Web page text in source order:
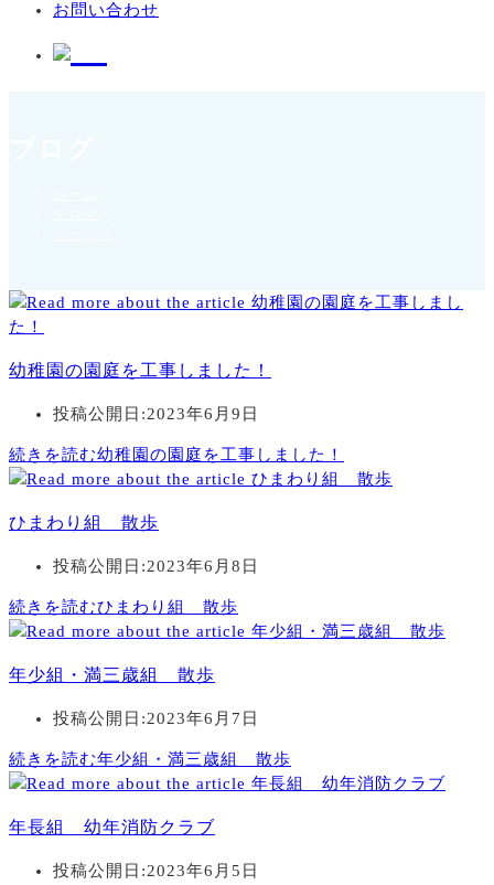
お問い合わせ
幼稚園の園庭を工事しました！
投稿公開日:2023年6月9日
続きを読む幼稚園の園庭を工事しました！
ひまわり組 散歩
投稿公開日:2023年6月8日
続きを読むひまわり組 散歩
年少組・満三歳組 散歩
投稿公開日:2023年6月7日
続きを読む年少組・満三歳組 散歩
年長組 幼年消防クラブ
投稿公開日:2023年6月5日